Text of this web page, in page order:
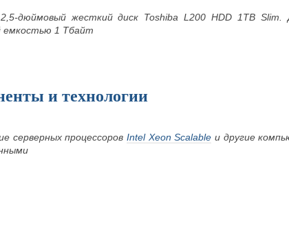
дюймовый жесткий диск Toshiba L200 HDD 1TB Slim.
емкостью 1 Тбайт
и технологии
серверных процессоров Intel Xeon Scalable и другие